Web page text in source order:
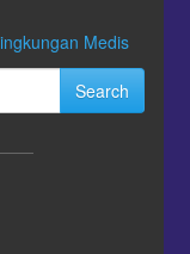
Medis
Search